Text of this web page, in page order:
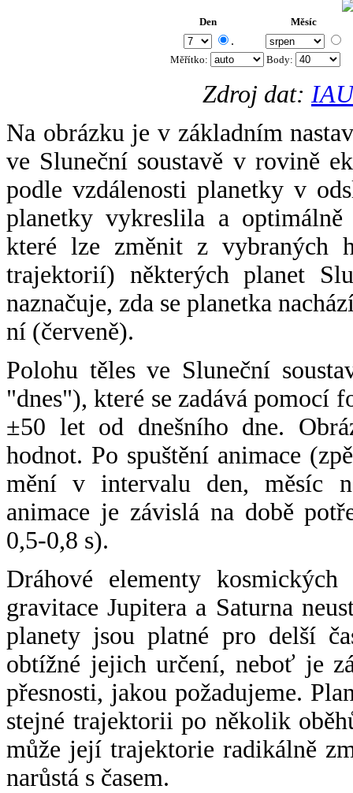
Den Měsíc
.
Měřítko: Body:
Zdroj dat:
Na obrázku je v základním
ve Sluneční soustavě v rovině
podle vzdálenosti planetky v
planetky vykreslila a
které lze změnit z vybraných
trajektorií) některých planet
naznačuje, zda se planetka
ní (červeně).
Polohu těles ve Sluneční
"dnes"), které se zadává pomocí
±50 let od dnešního dne.
hodnot. Po spuštění animace
mění v intervalu den, měsíc
animace je závislá na době
0,5-0,8 s).
Dráhové elementy
gravitace Jupitera a Saturna
planety jsou platné pro delší
obtížné jejich určení, neboť je
přesnosti, jakou požadujeme.
stejné trajektorii po několik
může její trajektorie radikálně
narůstá s časem.